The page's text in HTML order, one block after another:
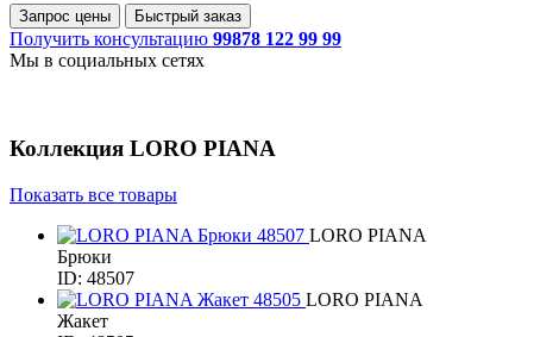
Запрос цены Быстрый заказ
Получить консультацию 99878 122 99 99
Мы в социальных сетях
Коллекция LORO PIANA
Показать все товары
LORO PIANA
Брюки
ID: 48507
LORO PIANA
Жакет